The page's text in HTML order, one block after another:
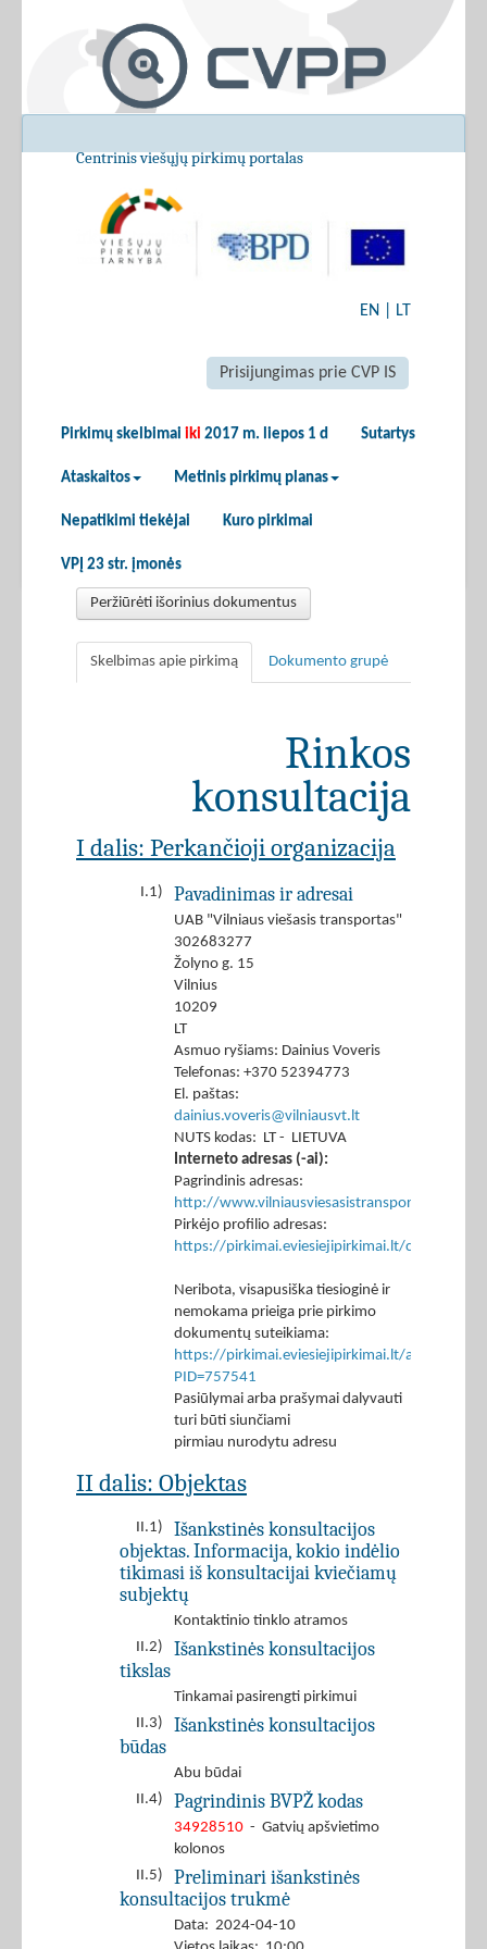
Centrinis viešųjų pirkimų portalas
EN LT
Prisijungimas prie CVP IS
Pirkimų skelbimai iki 2017 m. liepos 1 d Sutartys
Ataskaitos Metinis pirkimų planas
Nepatikimi tiekėjai Kuro pirkimai
VPĮ 23 str. įmonės
Peržiūrėti išorinius dokumentus
Skelbimas apie pirkimą Dokumento grupė
Rinkos
konsultacija
I dalis: Perkančioji organizacija
I.1) Pavadinimas ir adresai
UAB "Vilniaus viešasis transportas"
302683277
Žolyno g. 15
Vilnius
10209
LT
Asmuo ryšiams: Dainius Voveris
Telefonas: +370 52394773
El. paštas:
dainius.voveris@vilniausvt.lt
NUTS kodas: LT - LIETUVA
Interneto adresas (-ai):
Pagrindinis adresas:
http://www.vilniausviesasistransportas.lt
Pirkėjo profilio adresas:
https://pirkimai.eviesiejipirkimai.lt/ctm/
Neribota, visapusiška tiesioginė ir
nemokama prieiga prie pirkimo
dokumentų suteikiama:
https://pirkimai.eviesiejipirkimai.lt/app/rfq/
PID=757541
Pasiūlymai arba prašymai dalyvauti
turi būti siunčiami
pirmiau nurodytu adresu
II dalis: Objektas
II.1)
Išankstinės konsultacijos
objektas. Informacija, kokio indėlio
tikimasi iš konsultacijai kviečiamų
subjektų
Kontaktinio tinklo atramos
II.2)
Išankstinės konsultacijos
tikslas
Tinkamai pasirengti pirkimui
II.3)
Išankstinės konsultacijos
būdas
Abu būdai
II.4)
Pagrindinis BVPŽ kodas
34928510 - Gatvių apšvietimo
kolonos
II.5)
Preliminari išankstinės
konsultacijos trukmė
Data: 2024-04-10